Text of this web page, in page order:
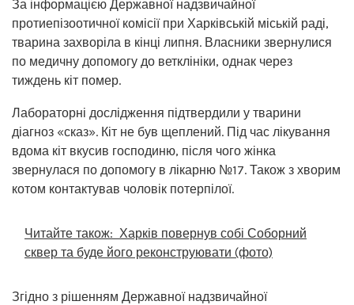
За інформацією Державної надзвичайної
протиепізоотичної комісії при Харківській міській раді,
тварина захворіла в кінці липня. Власники звернулися
по медичну допомогу до ветклініки, однак через
тиждень кіт помер.
Лабораторні дослідження підтвердили у тварини
діагноз «сказ». Кіт не був щеплений. Під час лікування
вдома кіт вкусив господиню, після чого жінка
звернулася по допомогу в лікарню №17. Також з хворим
котом контактував чоловік потерпілої.
Читайте також: Харків повернув собі Соборний
сквер та буде його реконструювати (фото)
Згідно з рішенням Державної надзвичайної